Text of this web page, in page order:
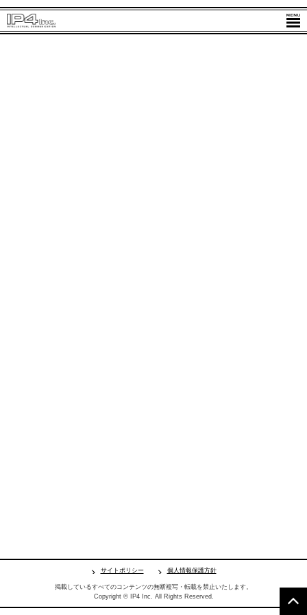
サイトポリシー 個人情報保護方針
掲載しているすべてのコンテンツの無断複写・転載を禁止いたします。
Copyright © IP4 Inc. All Rights Reserved.